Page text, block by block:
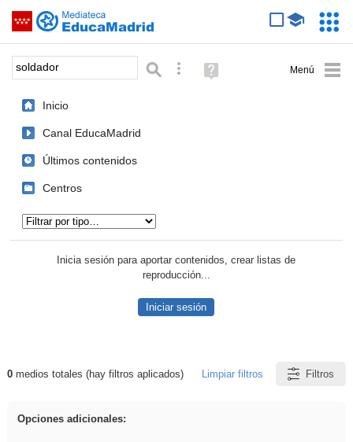
Saltar navegación
Palabra o frase: Búsqueda avanzada
Ayuda
(en
Inicio
Canal EducaMadrid
Últimos contenidos
Centros
Inicia sesión para aportar contenidos, crear listas de
reproducción...
Iniciar sesión
Resultados de: soldador
0medios totales (hay filtros aplicados) Limpiar filtros Filtros
Opciones adicionales: